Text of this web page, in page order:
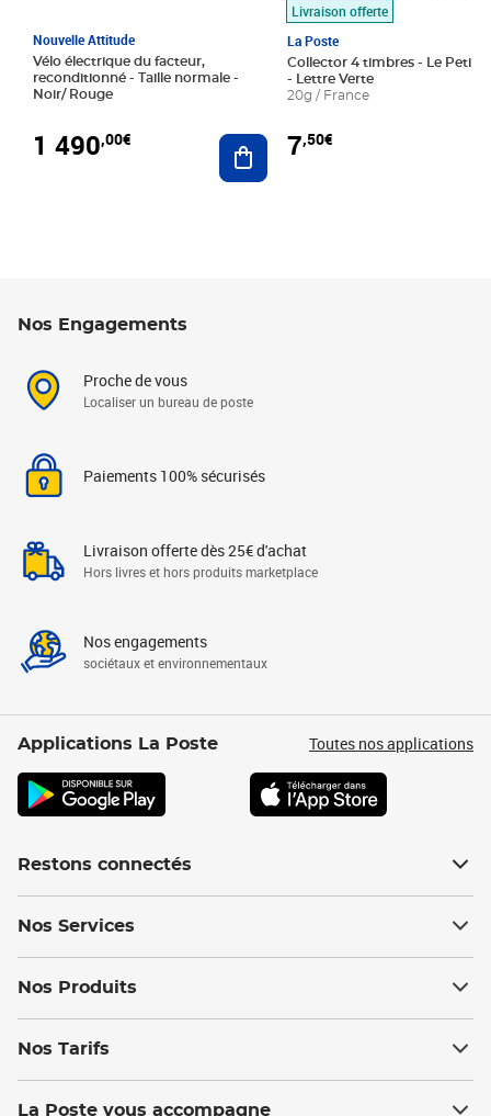
Nouvelle Attitude
Vélo électrique du facteur,
reconditionné - Taille normale -
Noir/ Rouge
1 490,00€ Ajouter au panier
Livraison offerte
La Poste
Collector 4 timbres - Le Petit
- Lettre Verte
20g / France
7,50€
Nos Engagements
Proche de vous
Localiser un bureau de poste
Paiements 100% sécurisés
Livraison offerte dès 25€ d'achat
Hors livres et hors produits marketplace
Nos engagements
sociétaux et environnementaux
Applications La Poste Toutes nos applications
Restons connectés
Nos Services
Nos Produits
Nos Tarifs
La Poste vous accompagne